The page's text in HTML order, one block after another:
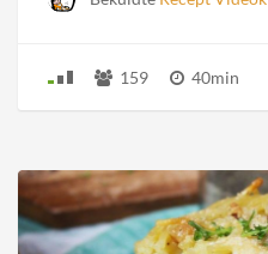
159 40min